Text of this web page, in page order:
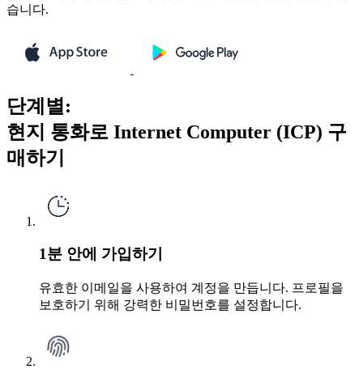
습니다.
단계별:
현지 통화로 Internet Computer (ICP) 구
매하기
1분 안에 가입하기
유효한 이메일을 사용하여 계정을 만듭니다. 프로필을
보호하기 위해 강력한 비밀번호를 설정합니다.